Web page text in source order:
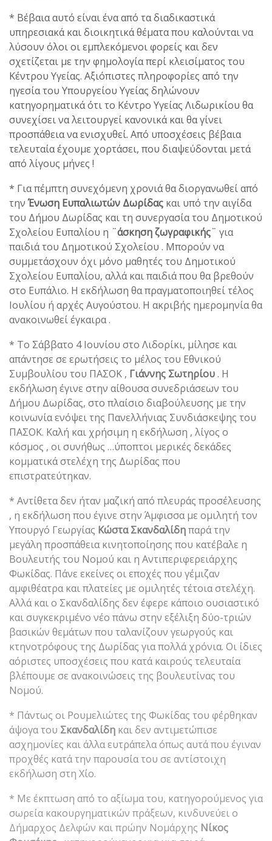
* Βέβαια αυτό είναι ένα από τα διαδικαστικά
υπηρεσιακά και διοικητικά θέματα που καλούνται να
λύσουν όλοι οι εμπλεκόμενοι φορείς και δεν
σχετίζεται με την φημολογία περί κλεισίματος του
Κέντρου Υγείας. Αξιόπιστες πληροφορίες από την
ηγεσία του Υπουργείου Υγείας δηλώνουν
κατηγορηματικά ότι το Κέντρο Υγείας Λιδωρικίου θα
συνεχίσει να λειτουργεί κανονικά και θα γίνει
προσπάθεια να ενισχυθεί. Από υποσχέσεις βέβαια
τελευταία έχουμε χορτάσει, που διαψεύδονται μετά
από λίγους μήνες !
* Για πέμπτη συνεχόμενη χρονιά θα διοργανωθεί από
την Ένωση Ευπαλιωτών Δωρίδας και υπό την αιγίδα
του Δήμου Δωρίδας και τη συνεργασία του Δημοτικού
Σχολείου Ευπαλίου η ¨άσκησηζωγραφικής¨ για
παιδιά του Δημοτικού Σχολείου . Μπορούν να
συμμετάσχουν όχι μόνο μαθητές του Δημοτικού
Σχολείου Ευπαλίου, αλλά και παιδιά που θα βρεθούν
στο Ευπάλιο. Η εκδήλωση θα πραγματοποιηθεί τέλος
Ιουλίου ή αρχές Αυγούστου. Η ακριβής ημερομηνία θα
ανακοινωθεί έγκαιρα .
* Το Σάββατο 4 Ιουνίου στο Λιδορίκι, μίλησε και
απάντησε σε ερωτήσεις το μέλος του Εθνικού
Συμβουλίου του ΠΑΣΟΚ , Γιάννης Σωτηρίου. Η
εκδήλωση έγινε στην αίθουσα συνεδριάσεων του
Δήμου Δωρίδας, στο πλαίσιο διαβούλευσης με την
κοινωνία ενόψει της Πανελλήνιας Συνδιάσκεψης του
ΠΑΣΟΚ. Καλή και χρήσιμη η εκδήλωση , λίγος ο
κόσμος , οι συνήθως …ύποπτοι μερικές δεκάδες
κομματικά στελέχη της Δωρίδας που
επιστρατεύτηκαν.
* Αντίθετα δεν ήταν μαζική από πλευράς προσέλευσης
, η εκδήλωση που έγινε στην Άμφισσα με ομιλητή τον
Υπουργό Γεωργίας Κώστα Σκανδαλίδηπαρά την
μεγάλη προσπάθεια κινητοποίησης που κατέβαλε η
Βουλευτής του Νομού και η Αντιπεριφερειάρχης
Φωκίδας. Πάνε εκείνες οι εποχές που γέμιζαν
αμφιθέατρα και πλατείες με ομιλητές τέτοια στελέχη.
Αλλά και ο Σκανδαλίδης δεν έφερε κάποιο ουσιαστικό
και συγκεκριμένο νέο πάνω στην εξέλιξη δύο-τριών
βασικών θεμάτων που ταλανίζουν γεωργούς και
κτηνοτρόφους της Δωρίδας για πολλά χρόνια. Οι ίδιες
αόριστες υποσχέσεις που κατά καιρούς τελευταία
βλέπουμε σε ανακοινώσεις της βουλευτίνας του
Νομού.
* Πάντως οι Ρουμελιώτες της Φωκίδας του φέρθηκαν
άψογα του Σκανδαλίδη και δεν αντιμετώπισε
ασχημονίες και άλλα ευτράπελα όπως αυτά που έγιναν
προχθές κατά την παρουσία του σε αντίστοιχη
εκδήλωση στη Χίο.
* Με έκπτωση από το αξίωμα του, κατηγορούμενος για
σωρεία κακουργηματικών πράξεων, κινδυνεύει ο
Δήμαρχος Δελφών και πρώην Νομάρχης Νίκος